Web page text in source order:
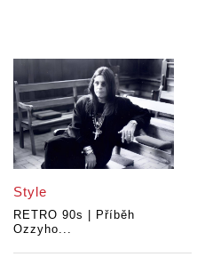
Style
RETRO 90s | Příběh
Ozzyho...